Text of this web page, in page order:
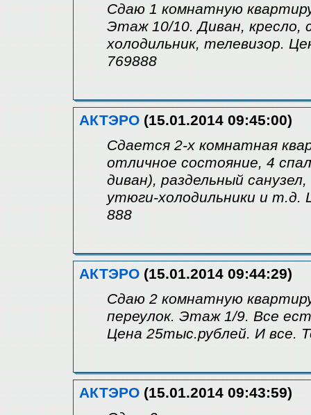
Сдаю 1 комнатную
Этаж 10/10. Диван,
холодильник, телевизор.
769888
АКТЭРО (15.01.2014 09:45:00)
Сдается 2-х комнатная
отличное состояние, 4
диван), раздельный
утюги-холодильники и т.д.
888
АКТЭРО (15.01.2014 09:44:29)
Сдаю 2 комнатную
переулок. Этаж 1/9. Все
Цена 25тыс.рублей. И все.
АКТЭРО (15.01.2014 09:43:59)